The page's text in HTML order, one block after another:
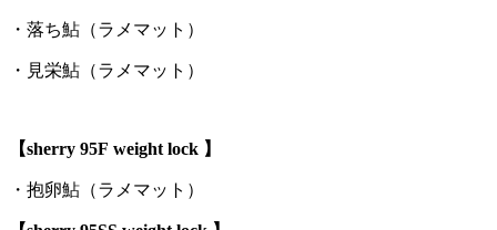
・落ち鮎（ラメマット）
・見栄鮎（ラメマット）
【sherry 95F weight lock 】
・抱卵鮎（ラメマット）